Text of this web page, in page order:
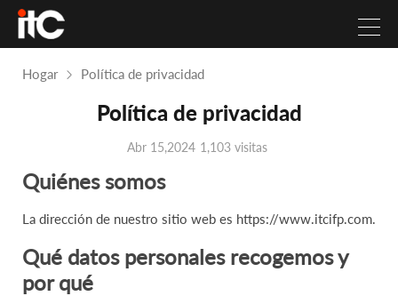
Hogar Política de privacidad
Política de privacidad
Abr 15,2024 1,103 visitas
Quiénes somos
La dirección de nuestro sitio web es https://www.itcifp.com.
Qué datos personales recogemos y
por qué